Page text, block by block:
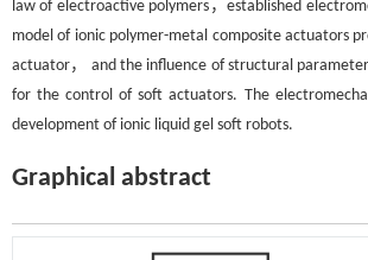
law of electroactive polymers，established
model of ionic polymer-metal composite actuators
actuator， and the influence of structural
for the control of soft actuators. The
development of ionic liquid gel soft robots.
Graphical abstract